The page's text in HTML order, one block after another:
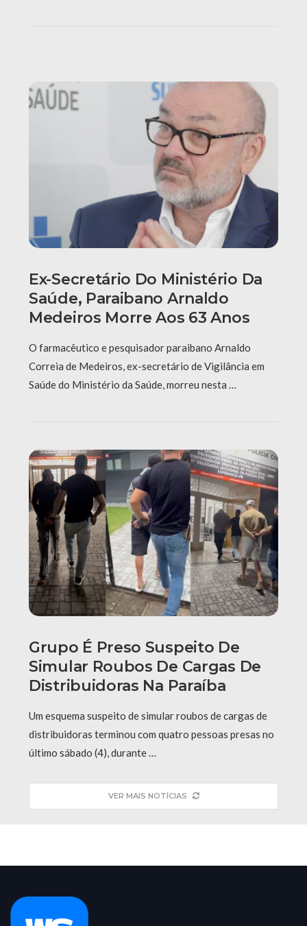
Ex-Secretário Do Ministério Da
Saúde, Paraibano Arnaldo
Medeiros Morre Aos 63 Anos
O farmacêutico e pesquisador paraibano Arnaldo
Correia de Medeiros, ex-secretário de Vigilância em
Saúde do Ministério da Saúde, morreu nesta …
Grupo É Preso Suspeito De
Simular Roubos De Cargas De
Distribuidoras Na Paraíba
Um esquema suspeito de simular roubos de cargas de
distribuidoras terminou com quatro pessoas presas no
último sábado (4), durante …
VER MAIS NOTÍCIAS